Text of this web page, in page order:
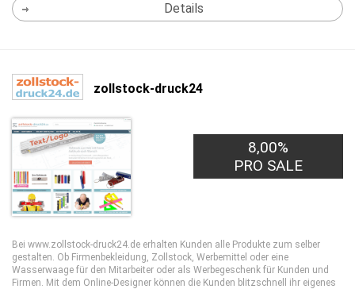
Details
zollstock-druck24
8,00%
PRO SALE
Bei www.zollstock-druck24.de erhalten Kunden alle Produkte zum selber
gestalten. Ob Firmenbekleidung, Zollstock, Werbemittel oder eine
Wasserwaage für den Mitarbeiter oder als Werbegeschenk für Kunden und
Firmen. Mit dem Online-Designer können die Kunden blitzschnell ihr eigenes